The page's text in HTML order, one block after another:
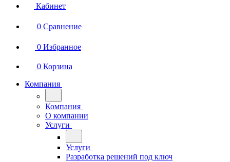
Кабинет
0 Сравнение
0 Избранное
0 Корзина
Компания
Компания
О компании
Услуги
Услуги
Разработка решений под ключ